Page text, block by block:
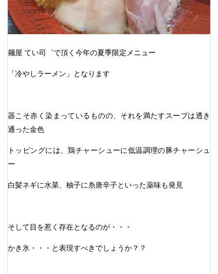
麺屋 てい司゛で頂く今年の夏季限定メニュー
「冷やしラーメン」となります
器こそ赤く染まっているものの、それを満たすスープは透き
通った金色
トッピングには、鶏チャーシューに低温調理の豚チャーシュ
ー
白髪ネギに水菜、柚子に糸唐辛子といった薬味も発見
そして目を惹く存在となるのが・・・
かき氷・・・と表現すべきでしょうか？？